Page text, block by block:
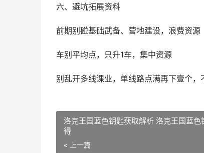
六、避坑拓展资料
前期别碰基础武备、营地建设，浪费资源
车别平均点，只升1车，集中资源
别乱开多线课业，单线路点满再下壹个，
洛克王国蓝色钥匙获取解析 洛克王国蓝色
得
« 上一篇